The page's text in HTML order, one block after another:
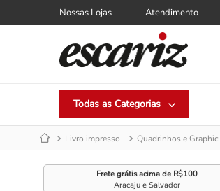
Nossas Lojas Atendimento
Livro impresso Quadrinhos e
Frete grátis acima de R$100
Aracaju e Salvador